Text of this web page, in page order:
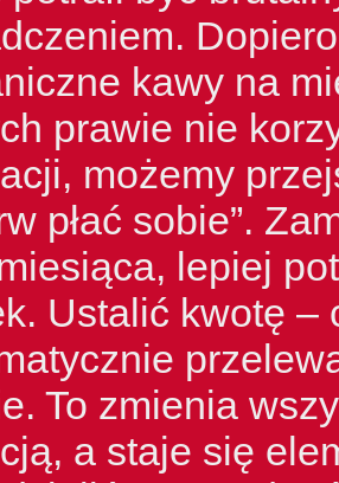
kawy na
prawie nie
możemy
płać sobie”.
lepiej
Ustalić kwotę
To zmienia
a staje się